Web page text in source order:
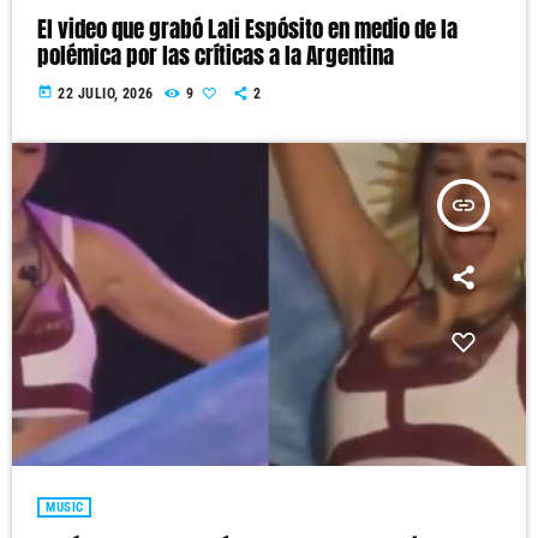
El video que grabó Lali Espósito en medio de la
polémica por las críticas a la Argentina
today 22 JULIO, 2026 9 2
insert_link
MUSIC